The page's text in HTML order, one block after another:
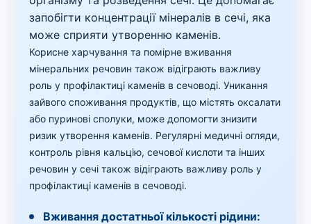
запобігти концентрації мінералів в сечі, яка
може сприяти утворенню каменів.
Корисне харчування та помірне вживання
мінеральних речовин також відіграють важливу
роль у профілактиці каменів в сечоводі. Уникання
зайвого споживання продуктів, що містять оксалати
або пуринові сполуки, може допомогти знизити
ризик утворення каменів. Регулярні медичні огляди,
контроль рівня кальцію, сечової кислоти та інших
речовин у сечі також відіграють важливу роль у
профілактиці каменів в сечоводі.
Вживання достатньої кількості рідини: